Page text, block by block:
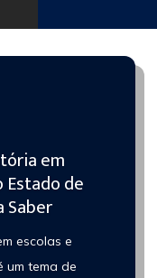
em
Estado de
Saber
escolas e
um tema de